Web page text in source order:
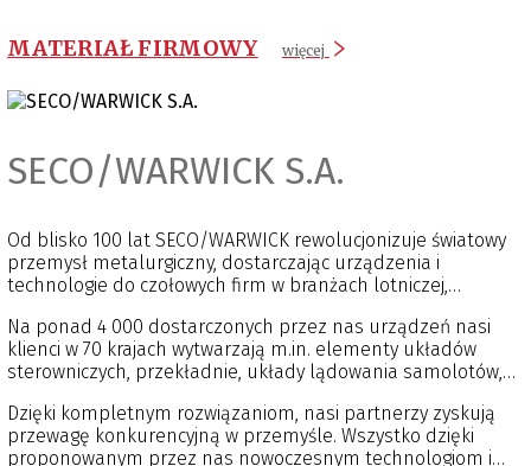
MATERIAŁ FIRMOWY więcej
SECO/WARWICK S.A.
Od blisko 100 lat SECO/WARWICK rewolucjonizuje światowy
przemysł metalurgiczny, dostarczając urządzenia i
technologie do czołowych firm w branżach lotniczej,
Na ponad 4 000 dostarczonych przez nas urządzeń nasi
klienci w 70 krajach wytwarzają m.in. elementy układów
sterowniczych, przekładnie, układy lądowania samolotów,
samolotach i samochodach czy narzędzia chirurgiczne i
monety.
Dzięki kompletnym rozwiązaniom, nasi partnerzy zyskują
przewagę konkurencyjną w przemyśle. Wszystko dzięki
proponowanym przez nas nowoczesnym technologiom i